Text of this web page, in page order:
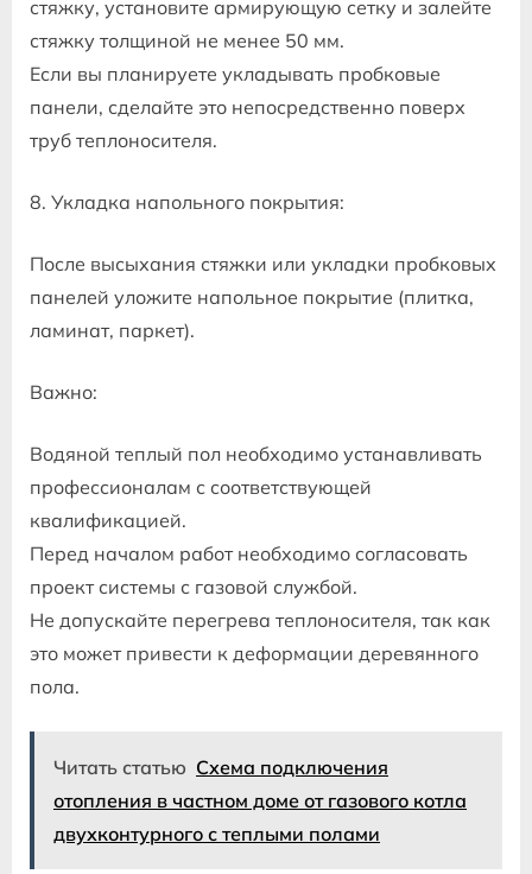
стяжку, установите армирующую сетку и залейте
стяжку толщиной не менее 50 мм.
Если вы планируете укладывать пробковые
панели, сделайте это непосредственно поверх
труб теплоносителя.
8. Укладка напольного покрытия:
После высыхания стяжки или укладки пробковых
панелей уложите напольное покрытие (плитка,
ламинат, паркет).
Важно:
Водяной теплый пол необходимо устанавливать
профессионалам с соответствующей
квалификацией.
Перед началом работ необходимо согласовать
проект системы с газовой службой.
Не допускайте перегрева теплоносителя, так как
это может привести к деформации деревянного
пола.
Читать статью Схема подключения
отопления в частном доме от газового котла
двухконтурного с теплыми полами